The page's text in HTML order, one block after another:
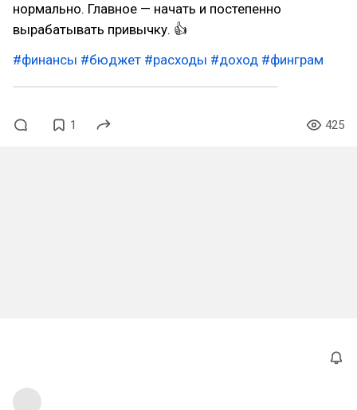
нормально. Главное — начать и постепенно
вырабатывать привычку. 👍
#финансы #бюджет #расходы #доход #финграм
1 425